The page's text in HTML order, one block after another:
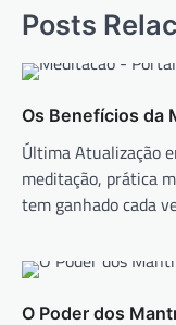
Posts
Os Benefícios da
Última Atualização
meditação, prática
tem ganhado cada
O Poder dos